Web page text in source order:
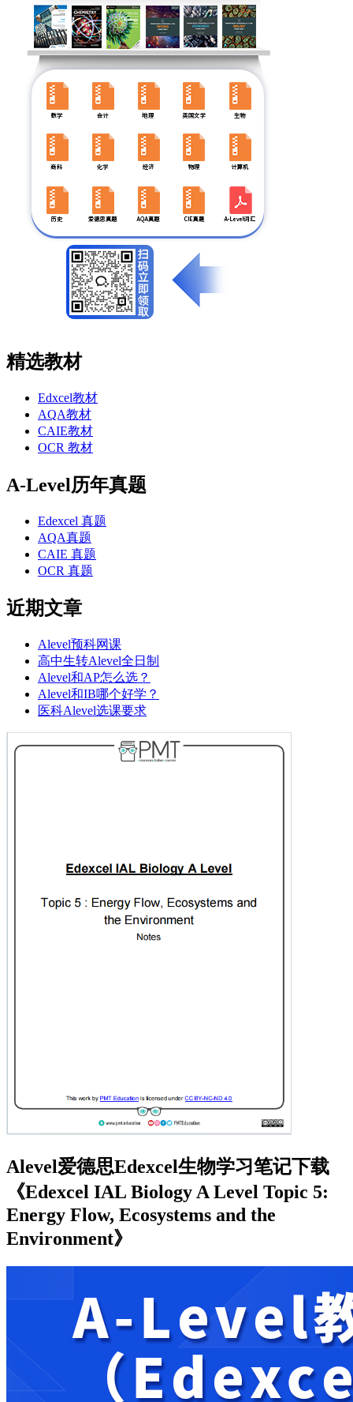
精选教材
Edxcel教材
AQA教材
CAIE教材
OCR 教材
A-Level历年真题
Edexcel 真题
AQA真题
CAIE 真题
OCR 真题
近期文章
Alevel预科网课
高中生转Alevel全日制
Alevel和AP怎么选？
Alevel和IB哪个好学？
医科Alevel选课要求
Alevel爱德思Edexcel生物学习笔记下载
《Edexcel IAL Biology A Level Topic 5:
Energy Flow, Ecosystems and the
Environment》